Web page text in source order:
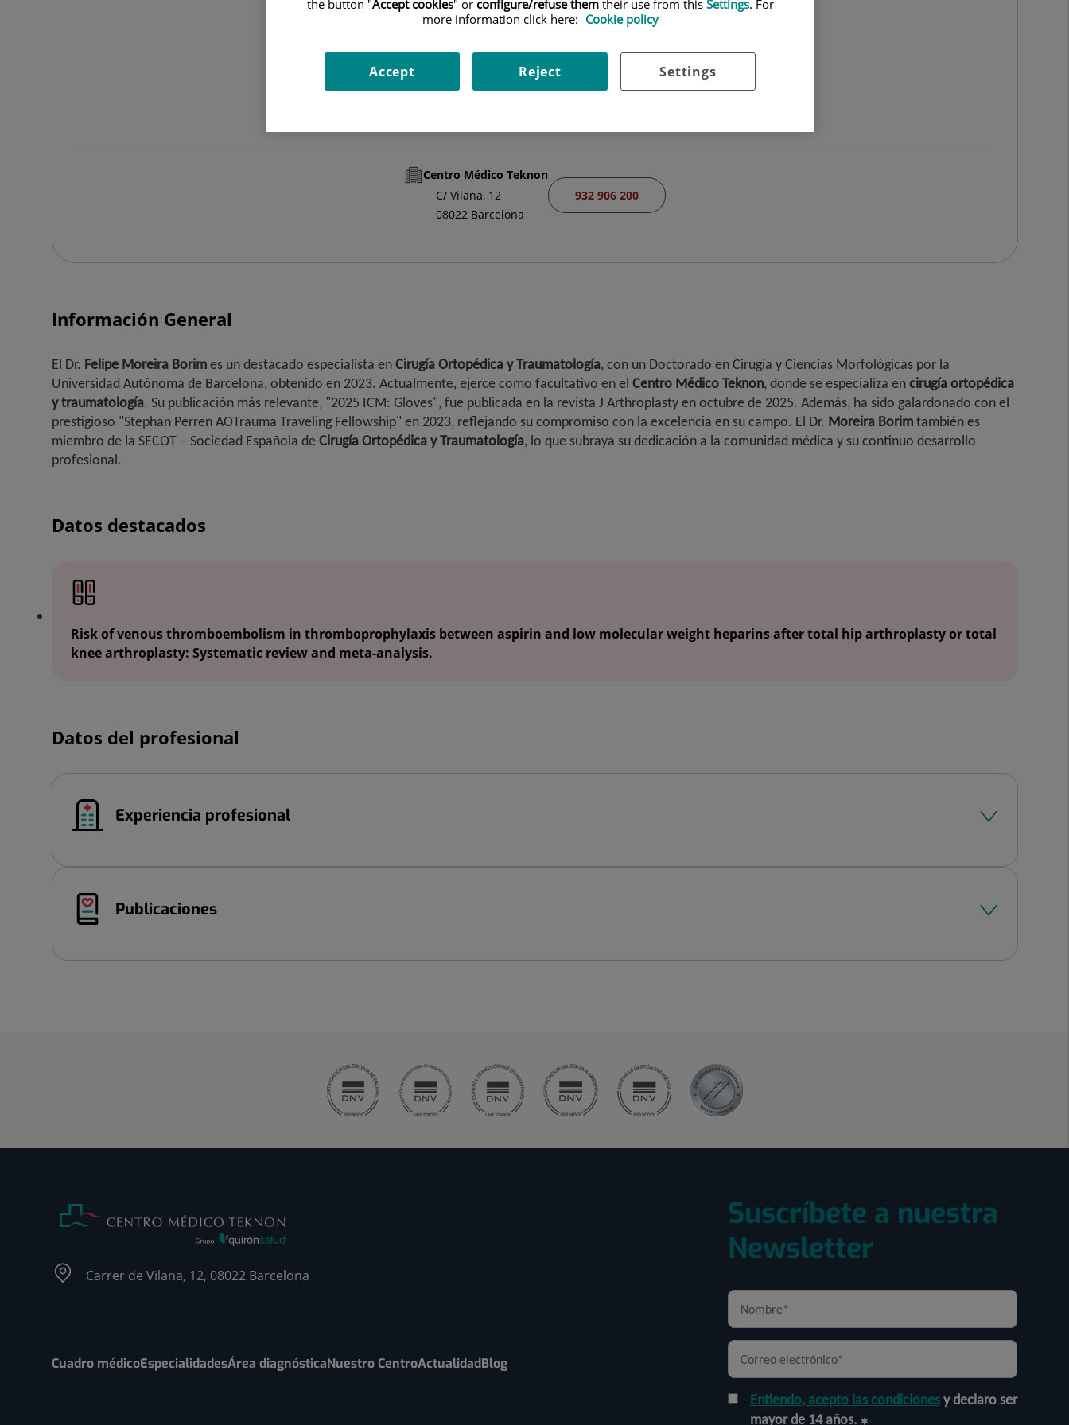
FACULTATIVO ESPECIALISTA CIR. ORTOPÉDICA Y TRAUMATOLOGÍA
Pedir cita
Centro Médico Teknon
C/ Vilana, 12
08022 Barcelona
932 906 200
Información General
El Dr. Felipe Moreira Borimes un destacado especialista enCirugía Ortopédica y Traumatología, con un Doctorado en Cirugía y Ciencias Morfológicas por la
Universidad Autónoma de Barcelona, obtenido en 2023. Actualmente, ejerce como facultativo en el Centro Médico Teknon, donde se especializa encirugía ortopédica
y traumatología. Su publicación más relevante, "2025 ICM: Gloves", fue publicada en la revista J Arthroplasty en octubre de 2025. Además, ha sido galardonado con el
prestigioso "Stephan Perren AOTrauma Traveling Fellowship" en 2023, reflejando su compromiso con la excelencia en su campo. El Dr. Moreira Borimtambién es
miembro de la SECOT – Sociedad Española deCirugía Ortopédica y Traumatología, lo que subraya su dedicación a la comunidad médica y su continuo desarrollo
profesional.
Datos destacados
Risk of venous thromboembolism in thromboprophylaxis between aspirin and low molecular weight heparins after total hip arthroplasty or total
knee arthroplasty: Systematic review and meta-analysis.
Datos del profesional
Experiencia profesional
Publicaciones
Carrer de Vilana, 12, 08022 Barcelona
Cuadro médicoEspecialidadesÁrea diagnósticaNuestro CentroActualidadBlog
Suscríbete a nuestra
Newsletter
Entiendo, acepto las condicionesy declaro ser
mayor de 14 años.
the button "Accept cookies" or configure/refuse themtheir use from this Settings. For
more information click here: Cookie policy
Settings
Reject
Accept